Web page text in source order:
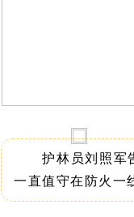
护林员刘照军
一直值守在防火一